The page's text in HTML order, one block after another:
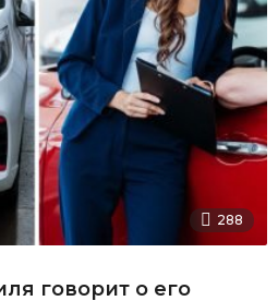
288
говорит о его